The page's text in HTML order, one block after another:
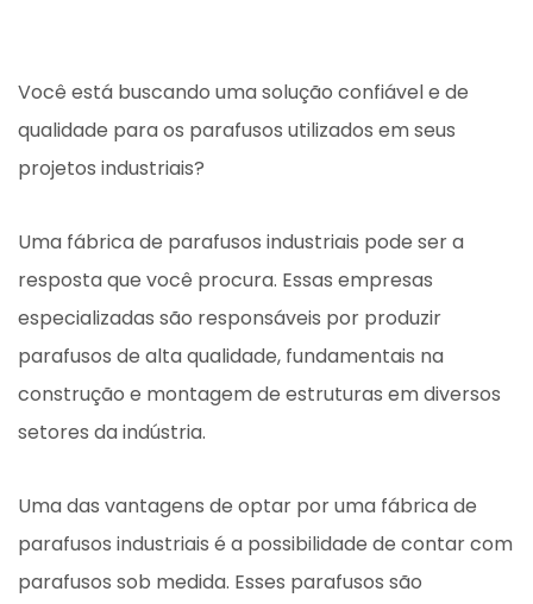
Você está buscando uma solução confiável e de
qualidade para os parafusos utilizados em seus
projetos industriais?
Uma fábrica de parafusos industriais pode ser a
resposta que você procura. Essas empresas
especializadas são responsáveis ​​por produzir
parafusos de alta qualidade, fundamentais na
construção e montagem de estruturas em diversos
setores da indústria.
Uma das vantagens de optar por uma fábrica de
parafusos industriais é a possibilidade de contar com
parafusos sob medida. Esses parafusos são